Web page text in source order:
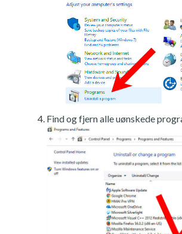
Find og fjern alle uønskede